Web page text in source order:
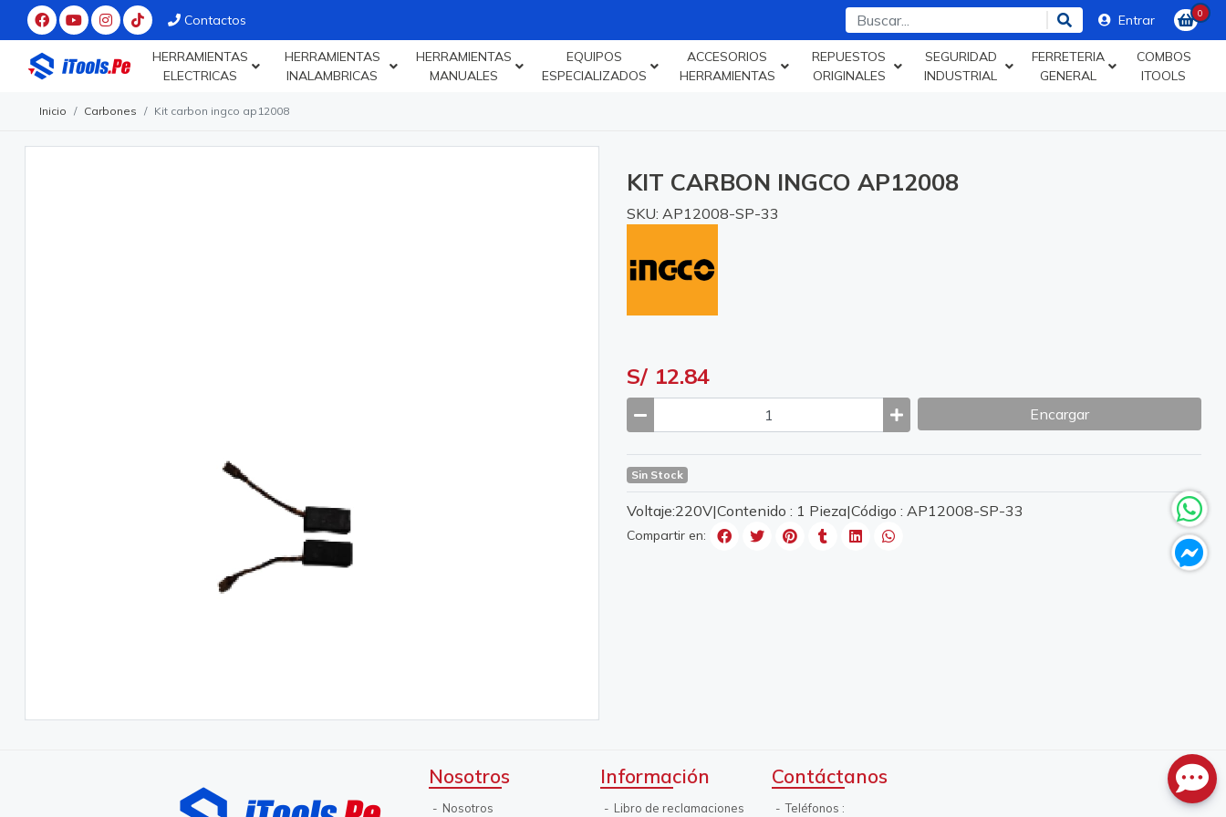
Contactos Entrar 0
HERRAMIENTAS
ELECTRICAS
HERRAMIENTAS
INALAMBRICAS
HERRAMIENTAS
MANUALES
EQUIPOS
ESPECIALIZADOS
ACCESORIOS
HERRAMIENTAS
REPUESTOS
ORIGINALES
SEGURIDAD
INDUSTRIAL
FERRETERIA
GENERAL
COMBOS
ITOOLS
Inicio Carbones Kit carbon ingco ap12008
KIT CARBON INGCO AP12008
SKU: AP12008-SP-33
S/ 12.84
Encargar
Sin Stock
Voltaje:220V|Contenido : 1 Pieza|Código : AP12008-SP-33
Compartir en:
Nosotros
Nosotros
Información
Libro de reclamaciones
Contáctanos
Teléfonos